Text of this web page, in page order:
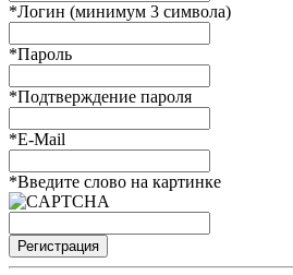
*Логин (минимум 3 символа)
*Пароль
*Подтверждение пароля
*E-Mail
*Введите слово на картинке